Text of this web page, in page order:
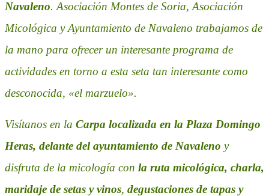
Navaleno. Asociación Montes de Soria, Asociación
Micológica y Ayuntamiento de Navaleno trabajamos de
la mano para ofrecer un interesante programa de
actividades en torno a esta seta tan interesante como
desconocida, «el marzuelo».
Visítanos en la Carpa localizada en la Plaza Domingo
Heras, delante del ayuntamiento de Navaleno y
disfruta de la micología con la ruta micológica, charla,
maridaje de setas y vinos, degustaciones de tapas y